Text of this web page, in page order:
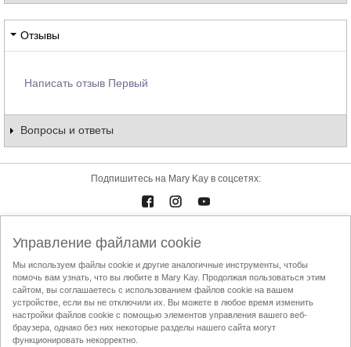
Отзывы
Написать отзыв Первый
Вопросы и ответы
Подпишитесь на Mary Kay в соцсетях:
Каталоги Контакты
Условия использования Доставка и оплата
Mary Kay InTouch
Политика конфиденциальности
Найти Независимого Консультанта по красоте
Кодекс этики АППК
Управление файлами cookie
Мы используем файлы cookie и другие аналогичные инструменты, чтобы
помочь вам узнать, что вы любите в Mary Kay. Продолжая пользоваться этим
сайтом, вы соглашаетесь с использованием файлов cookie на вашем
устройстве, если вы не отключили их. Вы можете в любое время изменить
настройки файлов cookie с помощью элементов управления вашего веб-
браузера, однако без них некоторые разделы нашего сайта могут
функционировать некорректно.